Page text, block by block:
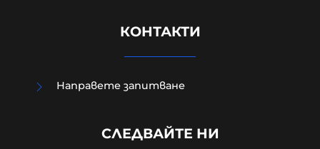
"Индипендънт": Украинските
под въпрос западната помощ за
КОНТАКТИ
Направете запитване
СЛЕДВАЙТЕ НИ